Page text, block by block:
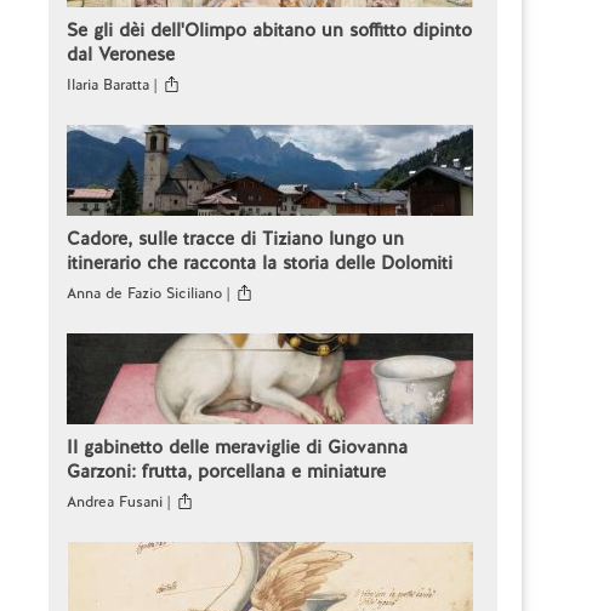
Se gli dèi dell'Olimpo abitano un soffitto dipinto
dal Veronese
Ilaria Baratta |
Cadore, sulle tracce di Tiziano lungo un
itinerario che racconta la storia delle Dolomiti
Anna de Fazio Siciliano |
Il gabinetto delle meraviglie di Giovanna
Garzoni: frutta, porcellana e miniature
Andrea Fusani |